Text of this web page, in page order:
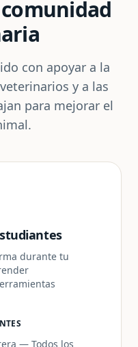
con apoyar a la
y a las
para mejorar el
durante tu
— Todos los